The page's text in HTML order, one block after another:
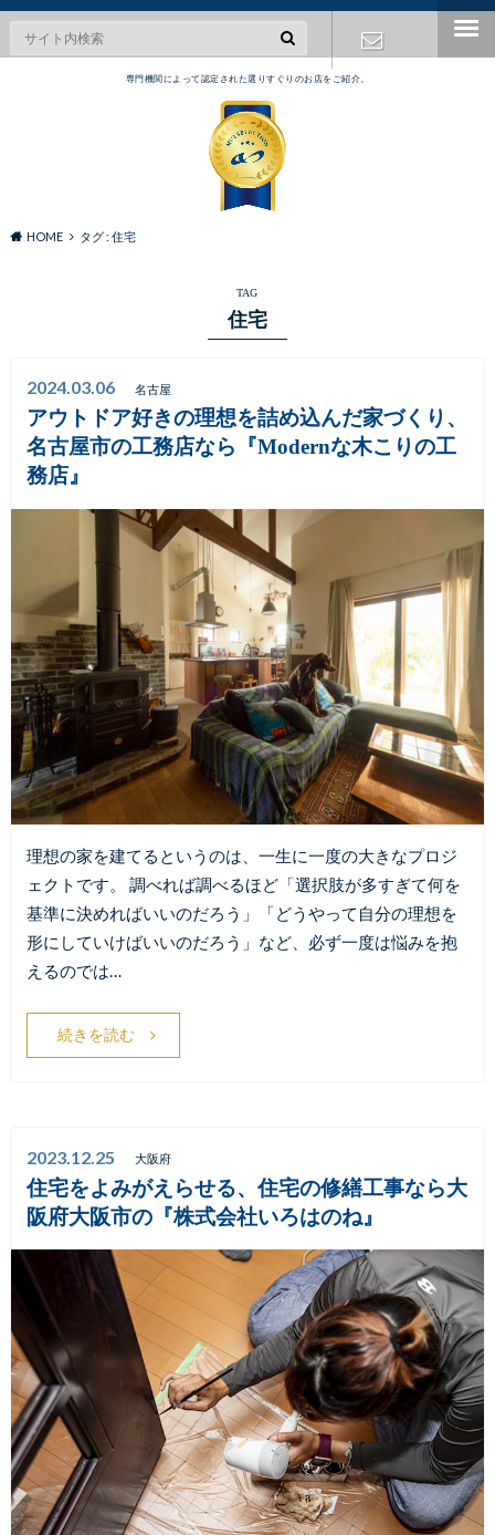
専門機関によって認定された選りすぐりのお店をご紹介。
HOME タグ : 住宅
TAG
住宅
2024.03.06 名古屋
アウトドア好きの理想を詰め込んだ家づくり、
名古屋市の工務店なら『Modernな木こりの工
務店』
理想の家を建てるというのは、一生に一度の大きなプロジ
ェクトです。 調べれば調べるほど「選択肢が多すぎて何を
基準に決めればいいのだろう」「どうやって自分の理想を
形にしていけばいいのだろう」など、必ず一度は悩みを抱
えるのでは…
続きを読む
2023.12.25 大阪府
住宅をよみがえらせる、住宅の修繕工事なら大
阪府大阪市の『株式会社いろはのね』